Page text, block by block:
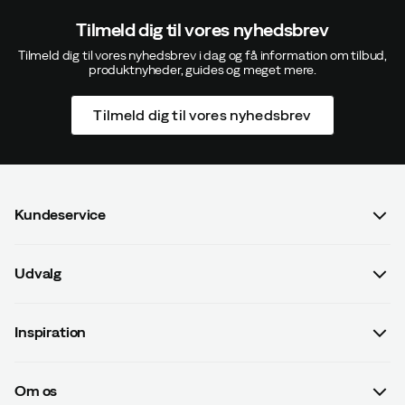
Tilmeld dig til vores nyhedsbrev
Tilmeld dig til vores nyhedsbrev i dag og få information om tilbud,
produktnyheder, guides og meget mere.
Tilmeld dig til vores nyhedsbrev
Kundeservice
Kontakt os
Udvalg
Herre
Inspiration
#yesOutnorth
Om os